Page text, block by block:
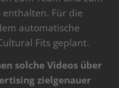
enthalten. Für die
automatische
Fits geplant.
solche Videos über
zielgenauer